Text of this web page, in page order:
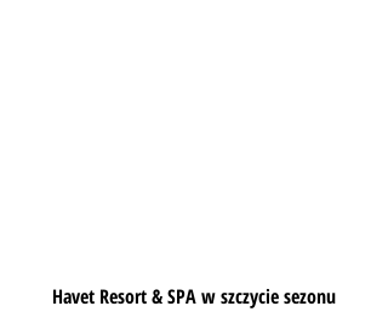
Havet Resort & SPA w szczycie sezonu